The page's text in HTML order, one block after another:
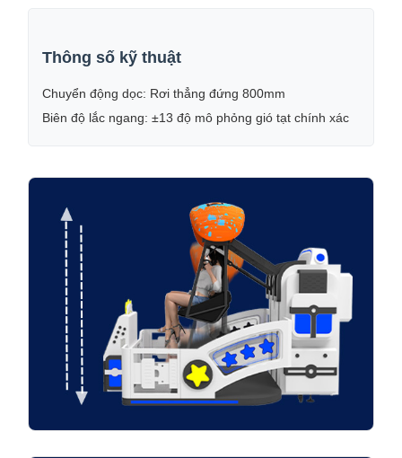
Thông số kỹ thuật
Chuyển động dọc: Rơi thẳng đứng 800mm
Biên độ lắc ngang: ±13 độ mô phỏng gió tạt chính xác